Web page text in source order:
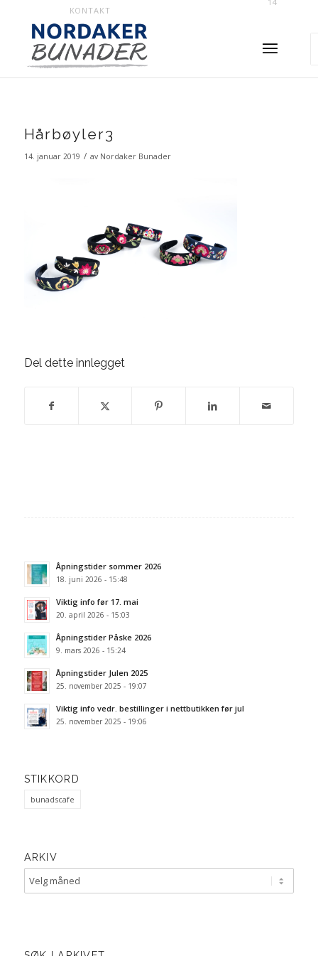
KONTAKT
Hårbøyler3
14. januar 2019 / av Nordaker Bunader
Del dette innlegget
Åpningstider sommer 2026
18. juni 2026 - 15:48
Viktig info før 17. mai
20. april 2026 - 15:03
Åpningstider Påske 2026
9. mars 2026 - 15:24
Åpningstider Julen 2025
25. november 2025 - 19:07
Viktig info vedr. bestillinger i nettbutikken før jul
25. november 2025 - 19:06
STIKKORD
bunadscafe
ARKIV